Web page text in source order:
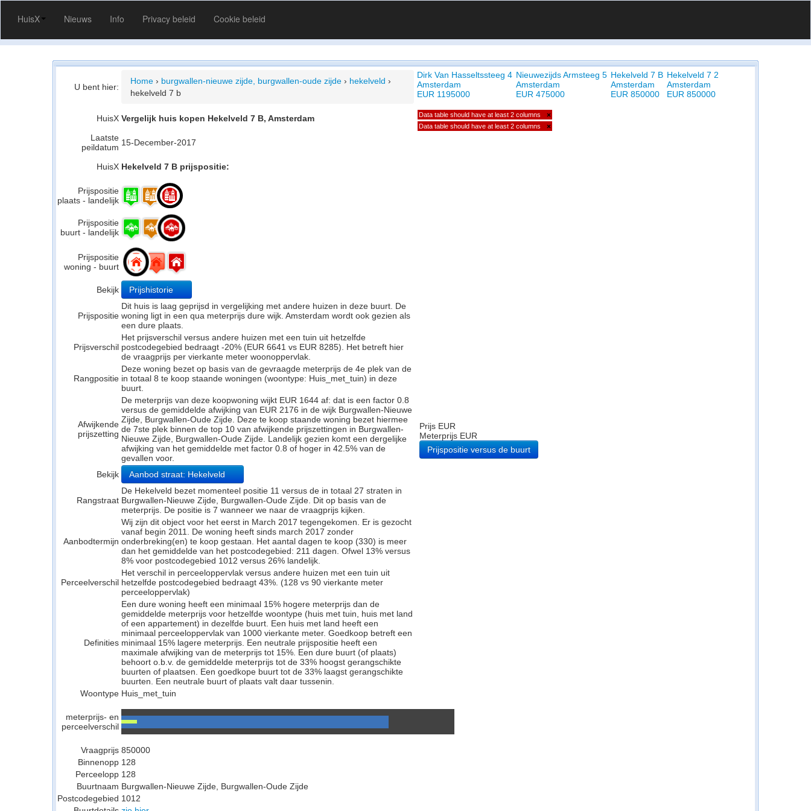
HuisX Nieuws Info Privacy beleid Cookie beleid
U bent hier:
Home › burgwallen-nieuwe zijde, burgwallen-oude zijde › hekelveld ›
hekelveld 7 b
HuisX Vergelijk huis kopen Hekelveld 7 B, Amsterdam
Laatste
peildatum 15-December-2017
HuisX Hekelveld 7 B prijspositie:
Prijspositie
plaats - landelijk
Prijspositie
buurt - landelijk
Prijspositie
woning - buurt
Bekijk Prijshistorie
Prijspositie
Dit huis is laag geprijsd in vergelijking met andere huizen in deze buurt. De
woning ligt in een qua meterprijs dure wijk. Amsterdam wordt ook gezien als
een dure plaats.
Prijsverschil
Het prijsverschil versus andere huizen met een tuin uit hetzelfde
postcodegebied bedraagt -20% (EUR 6641 vs EUR 8285). Het betreft hier
de vraagprijs per vierkante meter woonoppervlak.
Rangpositie
Deze woning bezet op basis van de gevraagde meterprijs de 4e plek van de
in totaal 8 te koop staande woningen (woontype: Huis_met_tuin) in deze
buurt.
Afwijkende
prijszetting
De meterprijs van deze koopwoning wijkt EUR 1644 af: dat is een factor 0.8
versus de gemiddelde afwijking van EUR 2176 in de wijk Burgwallen-Nieuwe
Zijde, Burgwallen-Oude Zijde. Deze te koop staande woning bezet hiermee
de 7ste plek binnen de top 10 van afwijkende prijszettingen in Burgwallen-
Nieuwe Zijde, Burgwallen-Oude Zijde. Landelijk gezien komt een dergelijke
afwijking van het gemiddelde met factor 0.8 of hoger in 42.5% van de
gevallen voor.
Bekijk
Aanbod straat: Hekelveld
Rangstraat
De Hekelveld bezet momenteel positie 11 versus de in totaal 27 straten in
Burgwallen-Nieuwe Zijde, Burgwallen-Oude Zijde. Dit op basis van de
meterprijs. De positie is 7 wanneer we naar de vraagprijs kijken.
Aanbodtermijn
Wij zijn dit object voor het eerst in March 2017 tegengekomen. Er is gezocht
vanaf begin 2011. De woning heeft sinds march 2017 zonder
onderbreking(en) te koop gestaan. Het aantal dagen te koop (330) is meer
dan het gemiddelde van het postcodegebied: 211 dagen. Ofwel 13% versus
8% voor postcodegebied 1012 versus 26% landelijk.
Perceelverschil
Het verschil in perceeloppervlak versus andere huizen met een tuin uit
hetzelfde postcodegebied bedraagt 43%. (128 vs 90 vierkante meter
perceeloppervlak)
Definities
Een dure woning heeft een minimaal 15% hogere meterprijs dan de
gemiddelde meterprijs voor hetzelfde woontype (huis met tuin, huis met land
of een appartement) in dezelfde buurt. Een huis met land heeft een
minimaal perceeloppervlak van 1000 vierkante meter. Goedkoop betreft een
minimaal 15% lagere meterprijs. Een neutrale prijspositie heeft een
maximale afwijking van de meterprijs tot 15%. Een dure buurt (of plaats)
behoort o.b.v. de gemiddelde meterprijs tot de 33% hoogst gerangschikte
buurten of plaatsen. Een goedkope buurt tot de 33% laagst gerangschikte
buurten. Een neutrale buurt of plaats valt daar tussenin.
Woontype Huis_met_tuin
meterprijs- en
perceelverschil
Vraagprijs 850000
Binnenopp 128
Perceelopp 128
Buurtnaam Burgwallen-Nieuwe Zijde, Burgwallen-Oude Zijde
Postcodegebied 1012
Dirk Van Hasseltssteeg 4
Amsterdam
EUR 1195000
Nieuwezijds Armsteeg 5
Amsterdam
EUR 475000
Hekelveld 7 B
Amsterdam
EUR 850000
Hekelveld 7 2
Amsterdam
EUR 850000
Data table should have at least 2 columns ×
Data table should have at least 2 columns ×
Prijs EUR
Meterprijs EUR
Prijspositie versus de buurt